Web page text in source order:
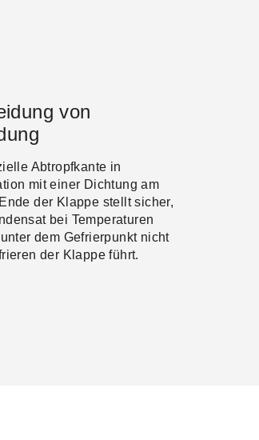
von
Abtropfkante in
mit einer Dichtung am
der Klappe stellt sicher,
bei Temperaturen
dem Gefrierpunkt nicht
der Klappe führt.